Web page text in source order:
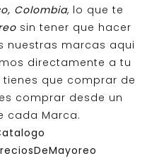
Colombia, lo que te
sin tener que hacer
nuestras marcas aqui
directamente a tu
tienes que comprar de
comprar desde un
cada Marca.